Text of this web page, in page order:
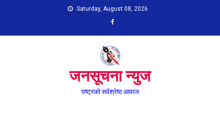
Saturday, August 08, 2026
जनसूचना न्युज
राष्ट्रको सर्वश्रेष्ठ आवाज